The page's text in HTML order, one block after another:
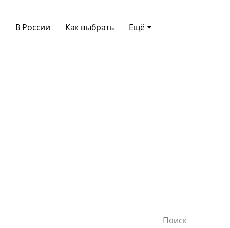
Ещё
В России Как выбрать